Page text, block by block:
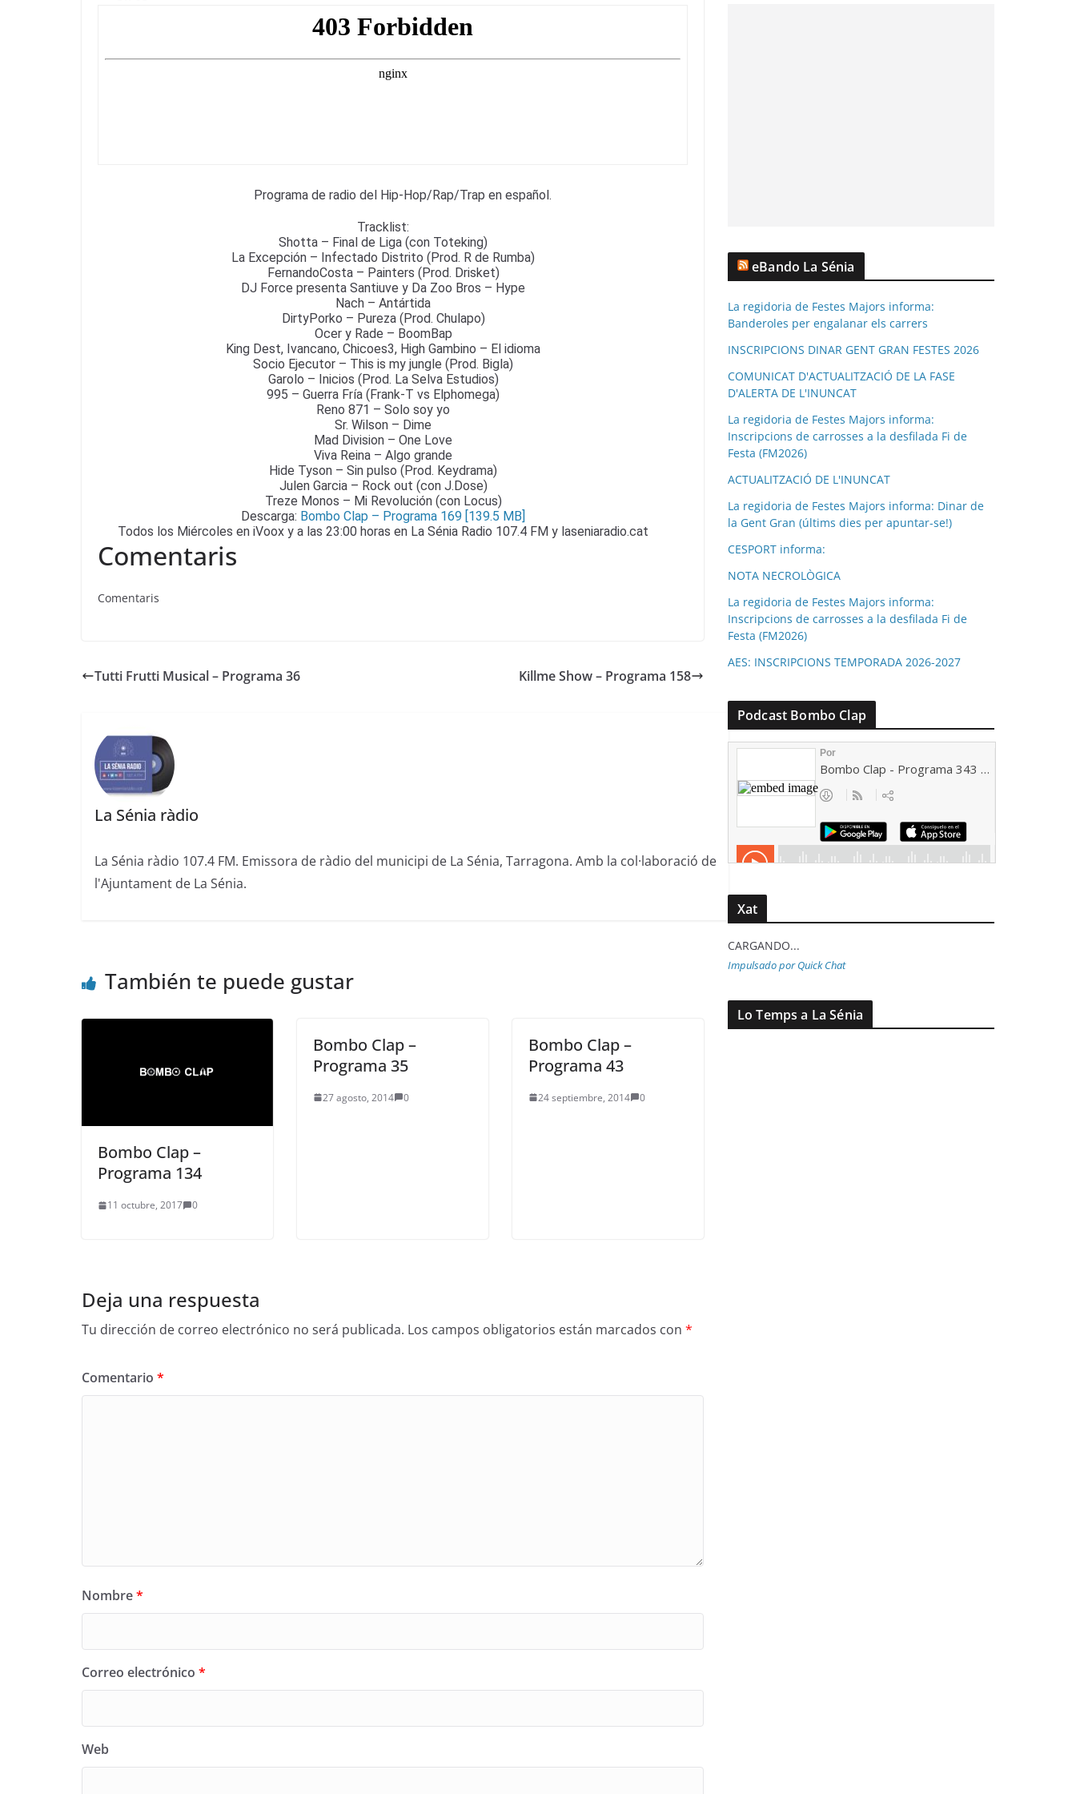
b a A
Programa de radio del Hip-Hop/Rap/Trap en español.
Tracklist:
Shotta – Final de Liga (con Toteking)
La Excepción – Infectado Distrito (Prod. R de Rumba)
FernandoCosta – Painters (Prod. Drisket)
DJ Force presenta Santiuve y Da Zoo Bros – Hype
Nach – Antártida
DirtyPorko – Pureza (Prod. Chulapo)
Ocer y Rade – BoomBap
King Dest, Ivancano, Chicoes3, High Gambino – El idioma
Socio Ejecutor – This is my jungle (Prod. Bigla)
Garolo – Inicios (Prod. La Selva Estudios)
995 – Guerra Fría (Frank-T vs Elphomega)
Reno 871 – Solo soy yo
Sr. Wilson – Dime
Mad Division – One Love
Viva Reina – Algo grande
Hide Tyson – Sin pulso (Prod. Keydrama)
Julen Garcia – Rock out (con J.Dose)
Treze Monos – Mi Revolución (con Locus)
Descarga: Bombo Clap – Programa 169 [139.5 MB]
Todos los Miércoles en iVoox y a las 23:00 horas en La Sénia Radio 107.4 FM y laseniaradio.cat
Comentaris
Comentaris
Tutti Frutti Musical – Programa 36 Killme Show – Programa 158
La Sénia ràdio
La Sénia ràdio 107.4 FM. Emissora de ràdio del municipi de La Sénia, Tarragona. Amb la col·laboració de
l'Ajuntament de La Sénia.
También te puede gustar
Bombo Clap –
Programa 134
11 octubre, 2017 0
Bombo Clap –
Programa 35
27 agosto, 2014 0
Bombo Clap –
Programa 43
24 septiembre, 2014 0
Deja una respuesta
Tu dirección de correo electrónico no será publicada. Los campos obligatorios están marcados con *
Comentario *
Nombre*
Correo electrónico *
Web
eBando La Sénia
La regidoria de Festes Majors informa:
Banderoles per engalanar els carrers
INSCRIPCIONS DINAR GENT GRAN FESTES 2026
COMUNICAT D'ACTUALITZACIÓ DE LA FASE
D'ALERTA DE L'INUNCAT
La regidoria de Festes Majors informa:
Inscripcions de carrosses a la desfilada Fi de
Festa (FM2026)
ACTUALITZACIÓ DE L'INUNCAT
La regidoria de Festes Majors informa: Dinar de
la Gent Gran (últims dies per apuntar-se!)
CESPORT informa:
NOTA NECROLÒGICA
La regidoria de Festes Majors informa:
Inscripcions de carrosses a la desfilada Fi de
Festa (FM2026)
AES: INSCRIPCIONS TEMPORADA 2026-2027
Podcast Bombo Clap
Xat
CARGANDO...
Impulsado por Quick Chat
Lo Temps a La Sénia